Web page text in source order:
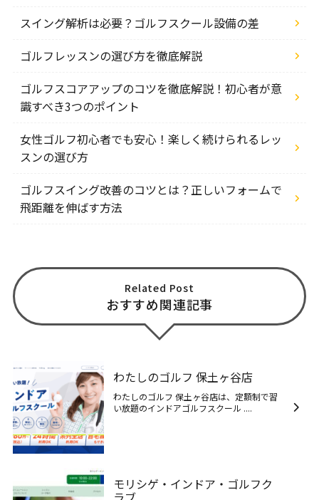
スイング解析は必要？ゴルフスクール設備の差
ゴルフレッスンの選び方を徹底解説
ゴルフスコアアップのコツを徹底解説！初心者が意
識すべき3つのポイント
女性ゴルフ初心者でも安心！楽しく続けられるレッ
スンの選び方
ゴルフスイング改善のコツとは？正しいフォームで
飛距離を伸ばす方法
Related Post
おすすめ関連記事
わたしのゴルフ 保土ヶ谷店
わたしのゴルフ 保土ヶ谷店は、定額制で習
い放題のインドアゴルフスクール ....
モリシゲ・インドア・ゴルフク